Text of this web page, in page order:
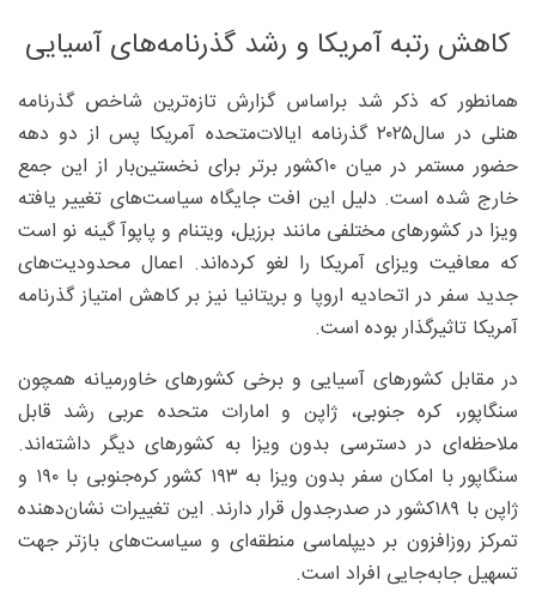
کاهش رتبه آمریکا و رشد گذرنامه‌های آسیایی
همانطور که ذکر شد براساس گزارش تازه‌ترین شاخص گذرنامه
هنلی در سال‌۲۰۲۵ گذرنامه ایالات‌متحده آمریکا پس از دو دهه
حضور مستمر در میان ۱۰‌کشور برتر برای نخستین‌بار از این جمع
خارج شده است. دلیل این افت جایگاه سیاست‌های تغییر یافته
ویزا در کشورهای مختلفی مانند برزیل، ویتنام و پاپوآ گینه نو است
که معافیت ویزای آمریکا را لغو کرده‌اند. اعمال محدودیت‌های
جدید سفر در اتحادیه اروپا و بریتانیا نیز بر کاهش امتیاز گذرنامه
آمریکا تاثیرگذار بوده است.
در مقابل کشورهای آسیایی و برخی کشورهای خاورمیانه همچون
سنگاپور، کره جنوبی، ژاپن و امارات متحده عربی رشد قابل
ملاحظه‌ای در دسترسی بدون ویزا به کشورهای دیگر داشته‌اند.
سنگاپور با امکان سفر بدون ویزا به ۱۹۳ کشور کره‌جنوبی با ۱۹۰ و
ژاپن با ۱۸۹‌کشور در صدرجدول قرار دارند. این تغییرات نشان‌دهنده
تمرکز روزافزون بر دیپلماسی منطقه‌ای و سیاست‌های بازتر جهت
تسهیل جابه‌جایی افراد است.